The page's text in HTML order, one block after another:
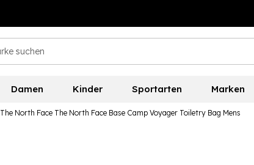
Damen Kinder Sportarten Marken
The North Face The North Face Base Camp Voyager Toiletry Bag Mens